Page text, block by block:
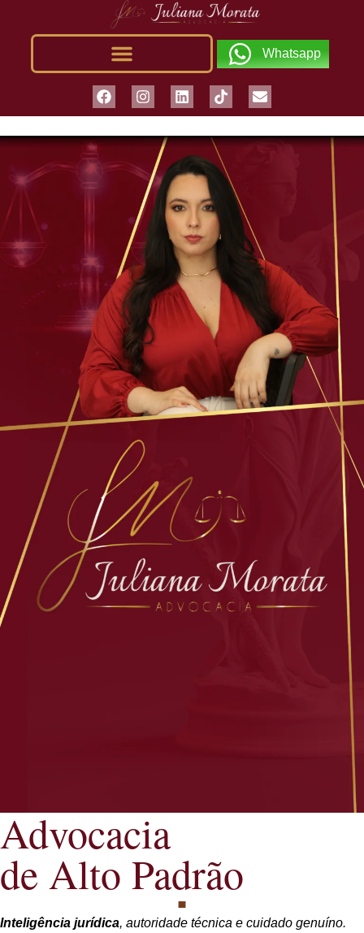
Whatsapp
Advocacia
de Alto Padrão
Inteligência jurídica, autoridade técnica e cuidado genuíno.